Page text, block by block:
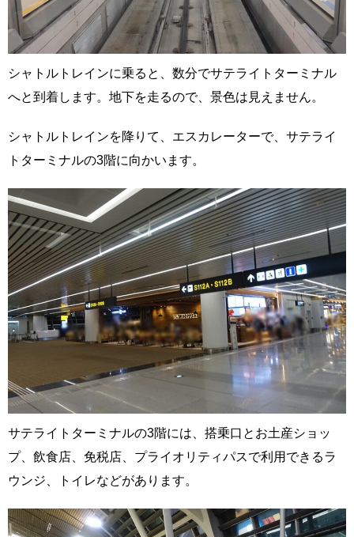
シャトルトレインに乗ると、数分でサテライトターミナル
へと到着します。地下を走るので、景色は見えません。
シャトルトレインを降りて、エスカレーターで、サテライ
トターミナルの3階に向かいます。
サテライトターミナルの3階には、搭乗口とお土産ショッ
プ、飲食店、免税店、プライオリティパスで利用できるラ
ウンジ、トイレなどがあります。